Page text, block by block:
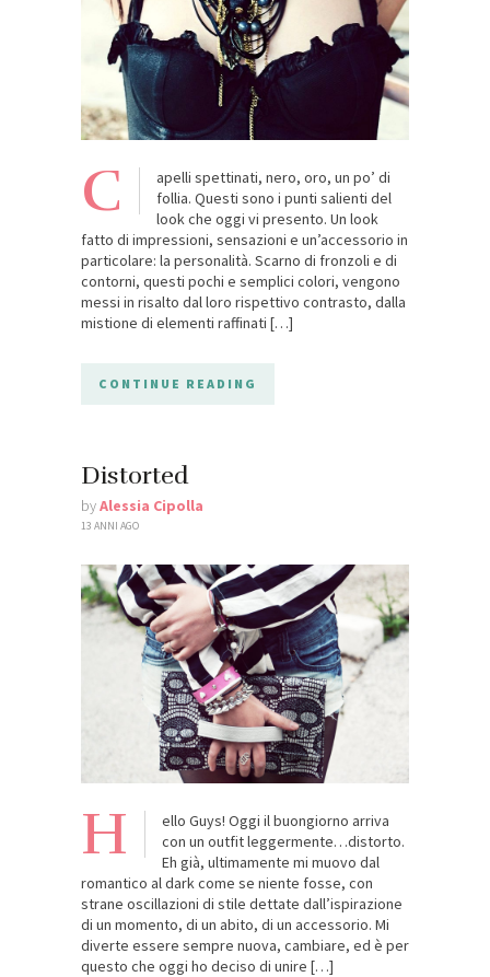
C
apelli spettinati, nero, oro, un po’ di
follia. Questi sono i punti salienti del
look che oggi vi presento. Un look
fatto di impressioni, sensazioni e un’accessorio in
particolare: la personalità. Scarno di fronzoli e di
contorni, questi pochi e semplici colori, vengono
messi in risalto dal loro rispettivo contrasto, dalla
mistione di elementi raffinati […]
CONTINUE READING
Distorted
byAlessia Cipolla
13 ANNI AGO
H
ello Guys! Oggi il buongiorno arriva
con un outfit leggermente…distorto.
Eh già, ultimamente mi muovo dal
romantico al dark come se niente fosse, con
strane oscillazioni di stile dettate dall’ispirazione
di un momento, di un abito, di un accessorio. Mi
diverte essere sempre nuova, cambiare, ed è per
questo che oggi ho deciso di unire […]